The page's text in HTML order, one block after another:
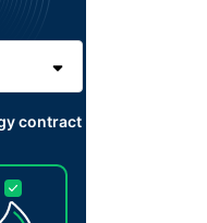
contract